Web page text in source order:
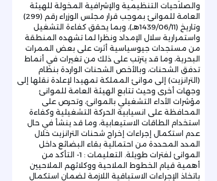
والصلاحيات التنظيمية والإشرافية المخولة للهيئة
العامة للموانئ بموجب قرار مجلس الوزراء رقم (299)
وتاريخ (1439/06/11هـ)، وبما يحقق كفاءة التشغيل
واستمرارية سلال الإمداد ونظرا لما تشهده المنطقة
من مستجدات جيوسياسية أثرت على بعض الممرات
البحرية، وما قد يترتب على ذلك من تغيرات في أنماط
تدفق الشحنات، وبالأخص الشحنات الواردة بنظام
(الترانزيت) إلى موانئ المملكة تمهيدا لإعادة نقلها إلى
وجهات أخرى وحيث تتابع الهيئة العامة للموانئ
مؤشرات الأداء التشغيلي بالموانئ، وتحرص على
المحافظة على انسيابية الحركة التشغيلية وكفاءة
استخدام الطاقات الاستيعابية، وما قد ينشأ في حال
عدم استكمال إجراءات إخراج شحنات الترانزيت خلال
المدد المحددة من احتمالية بقاء البضائع داخل
الموانئ لفترات طويلة. التعليمات : 1- التأكد من
أهمية قيام الخطوط الملاحية ووكلائهم الملاحيين
باتخاذ الإجراءات الاستباقية اللازمة لضمان استكمال